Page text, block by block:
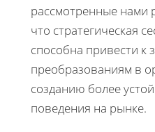
рассмотренные нами
что стратегическая
способна привести к
преобразованиям в
созданию более
поведения на рынке.